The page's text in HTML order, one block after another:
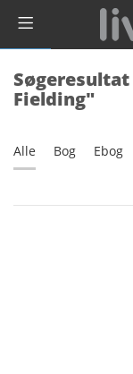
Fielding"
Alle Bog Ebog